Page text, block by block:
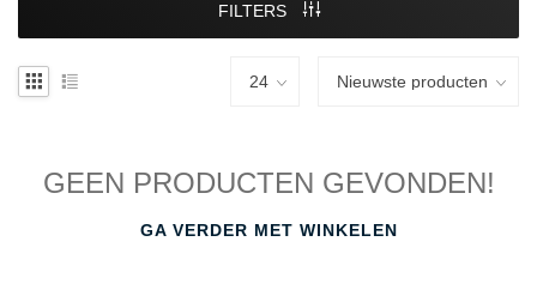
FILTERS
GEEN PRODUCTEN GEVONDEN!
GA VERDER MET WINKELEN